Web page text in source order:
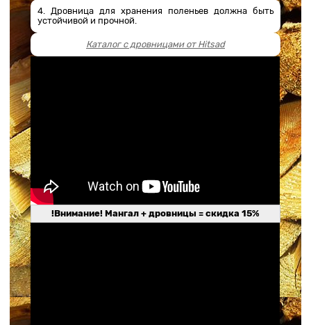
4. Дровница для хранения поленьев должна быть
устойчивой и прочной.
Каталог с дровницами от Hitsad
!Внимание! Мангал + дровницы = скидка 15%